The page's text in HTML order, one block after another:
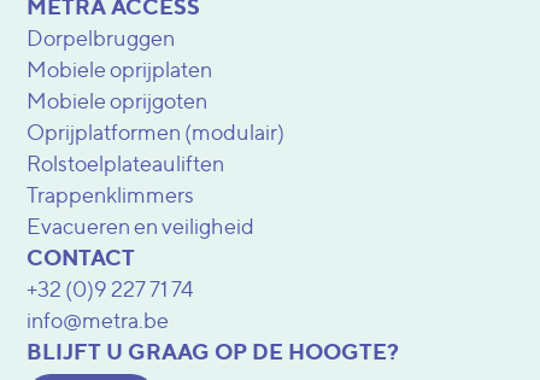
METRA ACCESS
Dorpelbruggen
Mobiele oprijplaten
Mobiele oprijgoten
Oprijplatformen (modulair)
Rolstoelplateauliften
Trappenklimmers
Evacueren en veiligheid
CONTACT
+32 (0)9 227 71 74
info@metra.be
BLIJFT U GRAAG OP DE HOOGTE?